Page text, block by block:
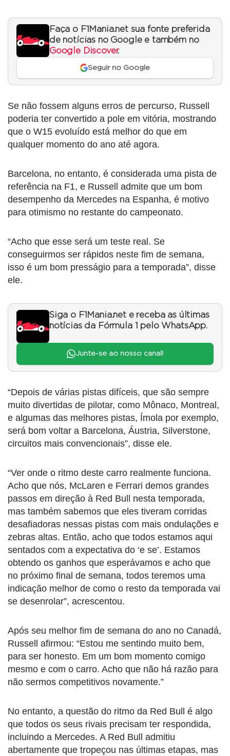
Faça o F1Mania.net sua fonte preferida
de notícias no Google e também no
Google Discover.
Seguir no Google
Se não fossem alguns erros de percurso, Russell
poderia ter convertido a pole em vitória, mostrando
que o W15 evoluído está melhor do que em
qualquer momento do ano até agora.
Barcelona, no entanto, é considerada uma pista de
referência na F1, e Russell admite que um bom
desempenho da Mercedes na Espanha, é motivo
para otimismo no restante do campeonato.
“Acho que esse será um teste real. Se
conseguirmos ser rápidos neste fim de semana,
isso é um bom presságio para a temporada”, disse
ele.
Siga o F1Mania.net e receba as últimas
notícias da Fórmula 1 pelo WhatsApp.
Junte-se ao nosso canal!
“Depois de várias pistas difíceis, que são sempre
muito divertidas de pilotar, como Mônaco, Montreal,
e algumas das melhores pistas, Ímola por exemplo,
será bom voltar a Barcelona, Áustria, Silverstone,
circuitos mais convencionais”, disse ele.
“Ver onde o ritmo deste carro realmente funciona.
Acho que nós, McLaren e Ferrari demos grandes
passos em direção à Red Bull nesta temporada,
mas também sabemos que eles tiveram corridas
desafiadoras nessas pistas com mais ondulações e
zebras altas. Então, acho que todos estamos aqui
sentados com a expectativa do ‘e se’. Estamos
obtendo os ganhos que esperávamos e acho que
no próximo final de semana, todos teremos uma
indicação melhor de como o resto da temporada vai
se desenrolar”, acrescentou.
Após seu melhor fim de semana do ano no Canadá,
Russell afirmou: “Estou me sentindo muito bem,
para ser honesto. Em um bom momento comigo
mesmo e com o carro. Acho que não há razão para
não sermos competitivos novamente.”
No entanto, a questão do ritmo da Red Bull é algo
que todos os seus rivais precisam ter respondida,
incluindo a Mercedes. A Red Bull admitiu
abertamente que tropeçou nas últimas etapas, mas